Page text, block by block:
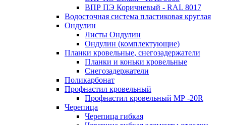
ВПР ПЭ Коричневый - RAL 8017
Водосточная система пластиковая круглая
Ондулин
Листы Ондулин
Ондулин (комплектующие)
Планки кровельные, снегозадержатели
Планки и коньки кровельные
Снегозадержатели
Поликарбонат
Профнастил кровельный
Профнастил кровельный МР -20R
Черепица
Черепица гибкая